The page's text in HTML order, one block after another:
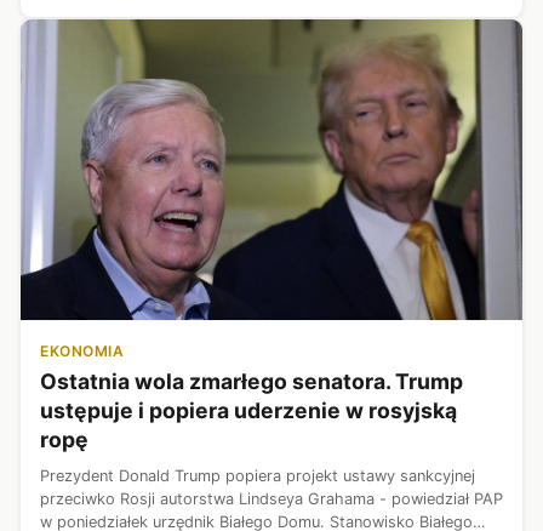
EKONOMIA
Ostatnia wola zmarłego senatora. Trump
ustępuje i popiera uderzenie w rosyjską
ropę
Prezydent Donald Trump popiera projekt ustawy sankcyjnej
przeciwko Rosji autorstwa Lindseya Grahama - powiedział PAP
w poniedziałek urzędnik Białego Domu. Stanowisko Białego